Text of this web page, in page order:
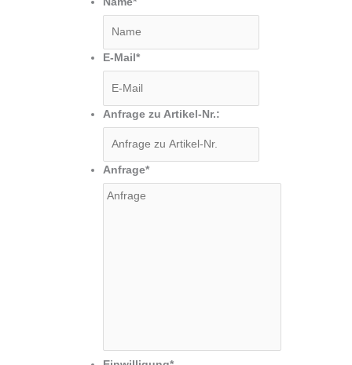
E-Mail *
Anfrage zu Artikel-Nr.:
Anfrage*